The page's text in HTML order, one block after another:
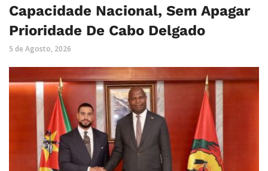
Capacidade Nacional, Sem Apagar
Prioridade De Cabo Delgado
5 de Agosto, 2026